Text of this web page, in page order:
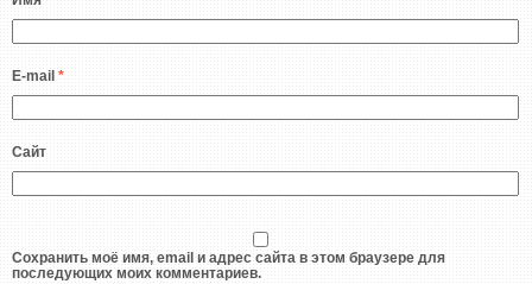
E-mail *
Сайт
Сохранить моё имя, email и адрес сайта в этом браузере для
последующих моих комментариев.